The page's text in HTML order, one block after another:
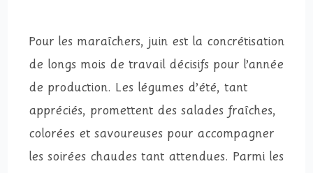
Pour les maraîchers, juin est la concrétisation
de longs mois de travail décisifs pour l’année
de production. Les légumes d’été, tant
appréciés, promettent des salades fraîches,
colorées et savoureuses pour accompagner
les soirées chaudes tant attendues. Parmi les